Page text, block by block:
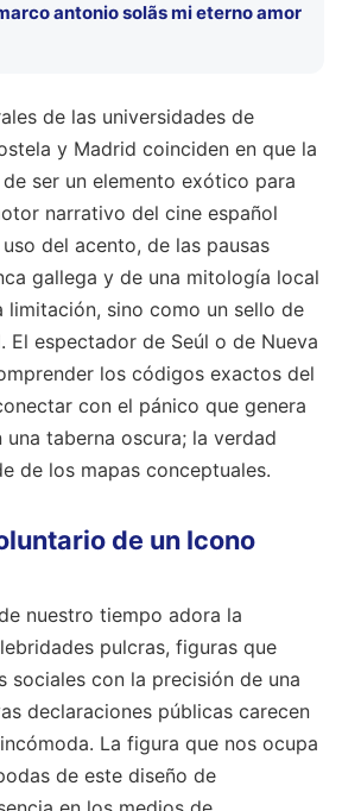
antonio solãs mi eterno amor
de las universidades de
y Madrid coinciden en que la
ser un elemento exótico para
narrativo del cine español
del acento, de las pausas
gallega y de una mitología local
limitación, sino como un sello de
El espectador de Seúl o de Nueva
los códigos exactos del
con el pánico que genera
una taberna oscura; la verdad
de los mapas conceptuales.
de un Icono
nuestro tiempo adora la
pulcras, figuras que
sociales con la precisión de una
declaraciones públicas carecen
La figura que nos ocupa
de este diseño de